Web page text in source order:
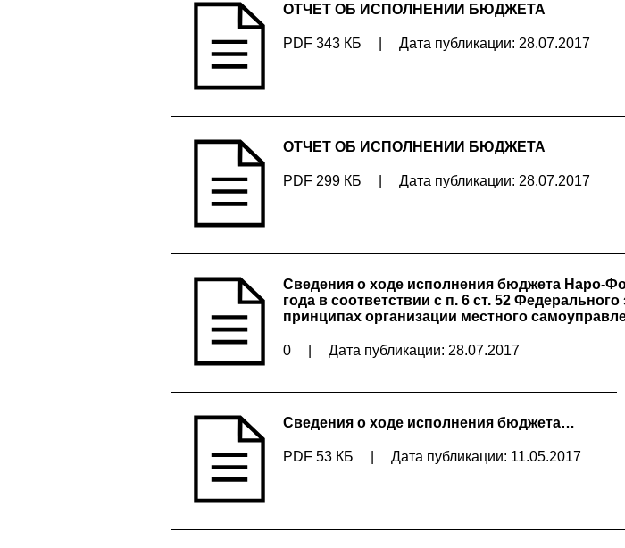
ОТЧЕТ ОБ ИСПОЛНЕНИИ БЮДЖЕТА
PDF 343 КБ Дата публикации: 28.07.2017
ОТЧЕТ ОБ ИСПОЛНЕНИИ БЮДЖЕТА
PDF 299 КБ Дата публикации: 28.07.2017
Сведения о ходе исполнения бюджета Наро-
года в соответствии с п. 6 ст. 52
принципах организации местного
0 Дата публикации: 28.07.2017
Сведения о ходе исполнения бюджета…
PDF 53 КБ Дата публикации: 11.05.2017